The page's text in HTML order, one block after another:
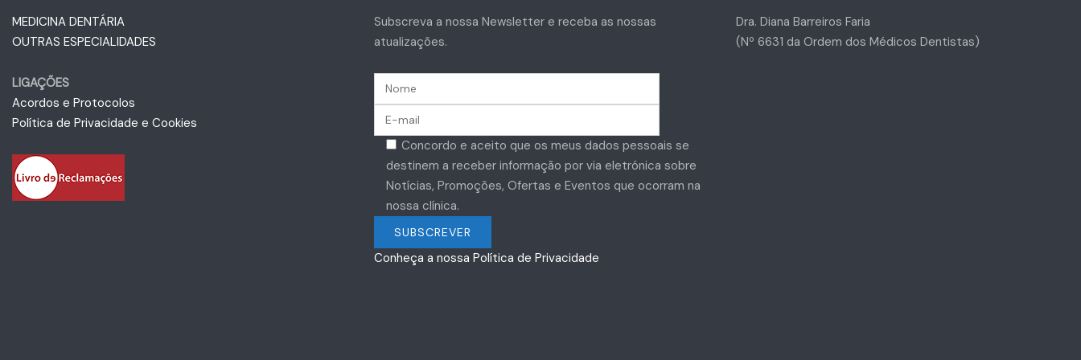
MEDICINA DENTÁRIA
OUTRAS ESPECIALIDADES
LIGAÇÕES
Acordos e Protocolos
Política de Privacidade e Cookies
Subscreva a nossa Newsletter e receba as nossas
atualizações.
Concordo e aceito que os meus dados pessoais se
destinem a receber informação por via eletrónica sobre
Notícias, Promoções, Ofertas e Eventos que ocorram na
nossa clínica.
Conheça a nossa Política de Privacidade
Dra. Diana Barreiros Faria
(Nº 6631 da Ordem dos Médicos Dentistas)